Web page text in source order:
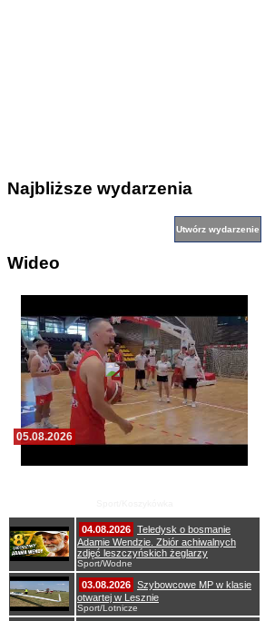
Najbliższe wydarzenia
Wideo
05.08.2026
04.08.2026 Teledysk o bosmanie
Adamie Wendzie. Zbiór achiwalnych
zdjęć leszczyńskich żeglarzy
Sport/Wodne
03.08.2026 Szybowcowe MP w klasie
otwartej w Lesznie
Sport/Lotnicze